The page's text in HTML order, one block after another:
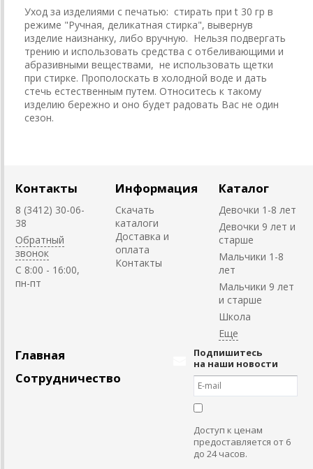
Уход за изделиями с печатью: стирать при t 30 гр в
режиме "Ручная, деликатная стирка", вывернув
изделие наизнанку, либо вручную. Нельзя подвергать
трению и использовать средства с отбеливающими и
абразивными веществами, не использовать щетки
при стирке. Прополоскать в холодной воде и дать
стечь естественным путем. Относитесь к такому
изделию бережно и оно будет радовать Вас не один
сезон.
Контакты
8 (3412) 30-06-
38
Обратный
звонок
C 8:00 - 16:00,
пн-пт
Информация
Скачать
каталоги
Доставка и
оплата
Контакты
Каталог
Девочки 1-8 лет
Девочки 9 лет и
старше
Мальчики 1-8
лет
Мальчики 9 лет
и старше
Школа
Главная
Сотрудничество
Подпишитесь
на наши новости
Доступ к ценам
предоставляется от 6
до 24 часов.